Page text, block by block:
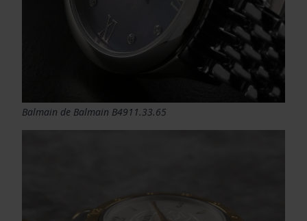
Balmain de Balmain B4911.33.65